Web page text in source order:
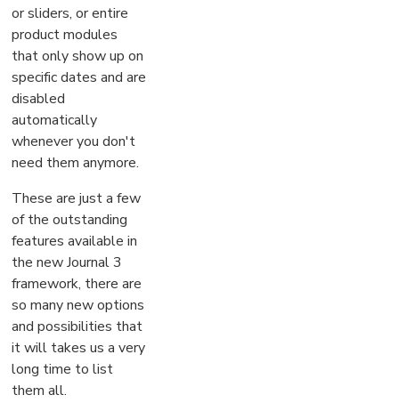
or sliders, or entire
product modules
that only show up on
specific dates and are
disabled
automatically
whenever you don't
need them anymore.
These are just a few
of the outstanding
features available in
the new Journal 3
framework, there are
so many new options
and possibilities that
it will takes us a very
long time to list
them all.